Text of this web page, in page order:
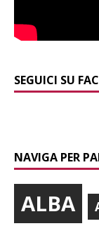
SEGUICI SU
NAVIGA PER
ALBA